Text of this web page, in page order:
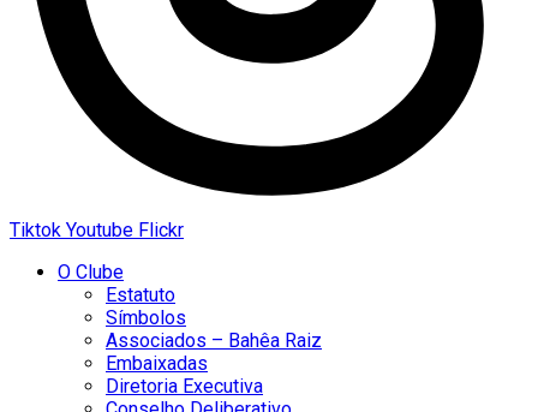
Tiktok Youtube Flickr
O Clube
Estatuto
Símbolos
Associados – Bahêa Raiz
Embaixadas
Diretoria Executiva